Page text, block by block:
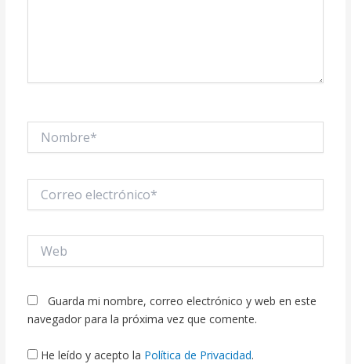
electrónico*
Guarda mi nombre, correo electrónico y web en este
navegador para la próxima vez que comente.
He leído y acepto la Política de Privacidad.